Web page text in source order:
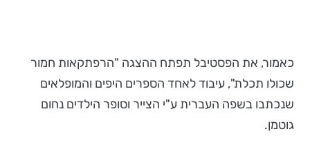
כאמור, את הפסטיבל תפתח ההצגה "הרפתקאות חמור
שכולו תכלת", עיבוד לאחד הספרים היפים והמופלאים
שנכתבו בשפה העברית ע"י הצייר וסופר הילדים נחום
גוטמן.